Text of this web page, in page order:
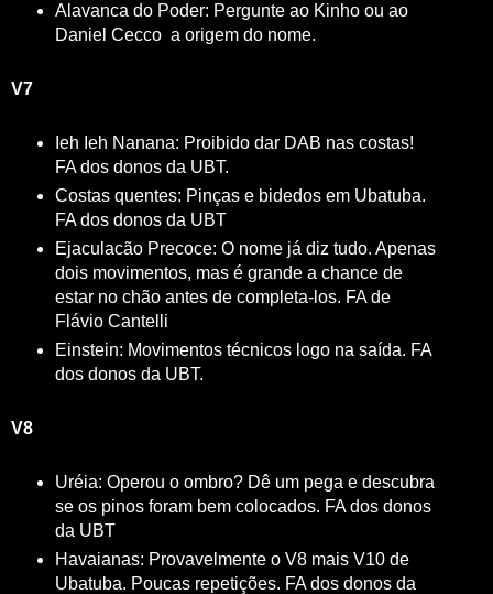
Alavanca do Poder: Pergunte ao Kinho ou ao
Daniel Cecco a origem do nome.
V7
Ieh Ieh Nanana: Proibido dar DAB nas costas!
FA dos donos da UBT.
Costas quentes: Pinças e bidedos em Ubatuba.
FA dos donos da UBT
Ejaculacão Precoce: O nome já diz tudo. Apenas
dois movimentos, mas é grande a chance de
estar no chão antes de completa-los. FA de
Flávio Cantelli
Einstein: Movimentos técnicos logo na saída. FA
dos donos da UBT.
V8
Uréia: Operou o ombro? Dê um pega e descubra
se os pinos foram bem colocados. FA dos donos
da UBT
Havaianas: Provavelmente o V8 mais V10 de
Ubatuba. Poucas repetições. FA dos donos da